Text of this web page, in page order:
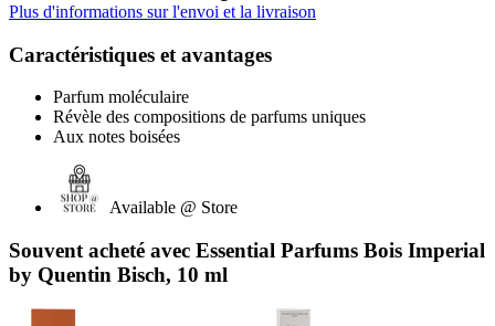
Plus d'informations sur l'envoi et la livraison
Caractéristiques et avantages
Parfum moléculaire
Révèle des compositions de parfums uniques
Aux notes boisées
Available @ Store
Souvent acheté avec Essential Parfums Bois Imperial
by Quentin Bisch, 10 ml